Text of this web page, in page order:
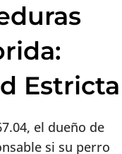
Estricta
el dueño de
si su perro